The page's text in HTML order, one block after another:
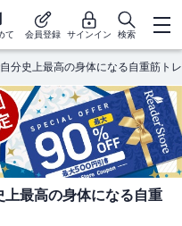
て 会員登録 サインイン 検索
分史上最高の身体になる自重筋トレ
上最高の身体になる自重